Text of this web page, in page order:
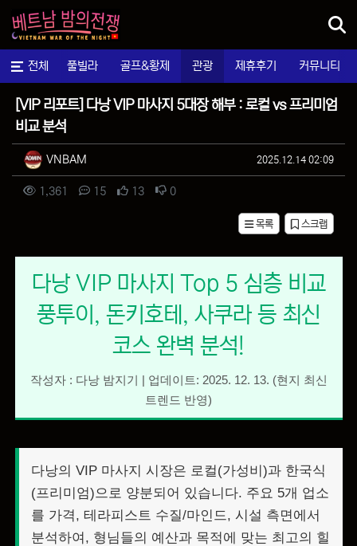
전체 메뉴
마사지 풀빌라 골프&황제 관광 제휴후기 커뮤니티
팁&정보
[VIP 리포트] 다낭 VIP 마사지 5대장 해부 : 로컬 vs 프리미엄
비교 분석
작성자 정보
VNBAM 작성일
2025.12.14 02:09
컨텐츠 정보
1,361 조회 15댓글 13추천 0비추천
목록 스크랩
다낭 VIP 마사지 Top 5 심층 비교
풍투이, 돈키호테, 사쿠라 등 최신
코스 완벽 분석!
작성자 : 다낭 밤지기 | 업데이트: 2025. 12. 13. (현지 최신
트렌드 반영)
다낭의 VIP 마사지 시장은 로컬(가성비)과 한국식
(프리미엄)으로 양분되어 있습니다. 주요 5개 업소
를 가격, 테라피스트 수질/마인드, 시설 측면에서
분석하여, 형님들의 예산과 목적에 맞는 최고의 힐